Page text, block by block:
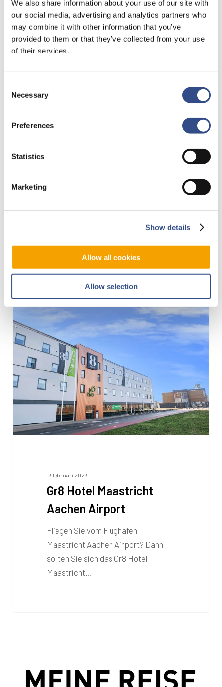
We also share information about your use of our site with
our social media, advertising and analytics partners who
may combine it with other information that you’ve
provided to them or that they’ve collected from your use
of their services.
Selection
Necessary
Preferences
Statistics
Marketing
Show details
Allow all cookies
Allow selection
Place
13 februari 2023
Im La Place dreht sich alles um
Gr8
Hotel
Maastricht
Aachen
Airport
13 februari 2023
Gr8 Hotel Maastricht
Aachen Airport
Fliegen Sie vom Flughafen
Maastricht Aachen Airport? Dann
sollten Sie sich das Gr8 Hotel
Maastricht…